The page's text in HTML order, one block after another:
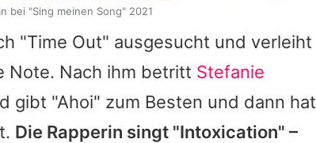
"Time Out" ausgesucht und verleiht
Note. Nach ihm betritt Stefanie
gibt "Ahoi" zum Besten und dann hat
Die Rapperin singt "Intoxication" –
bei "Sing meinen Song" 2021